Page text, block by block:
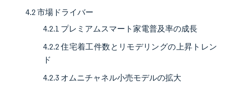
4.2 市場ドライバー
4.2.1 プレミアムスマート家電普及率の成長
4.2.2 住宅着工件数とリモデリングの上昇トレン
ド
4.2.3 オムニチャネル小売モデルの拡大